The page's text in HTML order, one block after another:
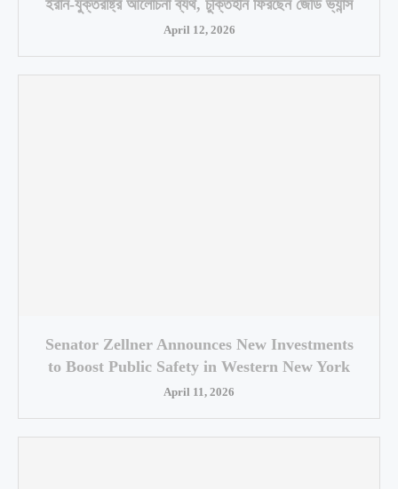
ইরান-যুক্তরাষ্ট্র আলোচনা ব্যর্থ, চুক্তিহীন ফিরছেন জেডি ভ্যান্স
April 12, 2026
Senator Zellner Announces New Investments
to Boost Public Safety in Western New York
April 11, 2026